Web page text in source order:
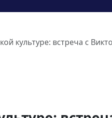
культуре: встреча с